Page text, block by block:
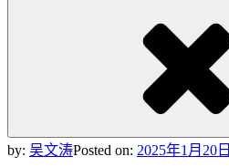
by: 吴文涛Posted on: 2025年1月20日